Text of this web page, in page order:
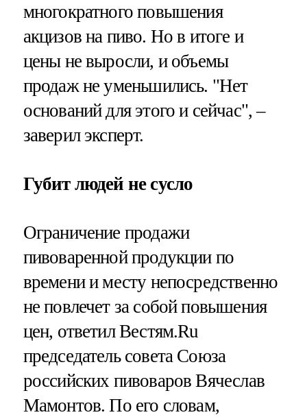
многократного повышения
акцизов на пиво. Но в итоге и
цены не выросли, и объемы
продаж не уменьшились. "Нет
оснований для этого и сейчас", –
заверил эксперт.
Губит людей не сусло
Ограничение продажи
пивоваренной продукции по
времени и месту непосредственно
не повлечет за собой повышения
цен, ответил Вестям.Ru
председатель совета Союза
российских пивоваров Вячеслав
Мамонтов. По его словам,